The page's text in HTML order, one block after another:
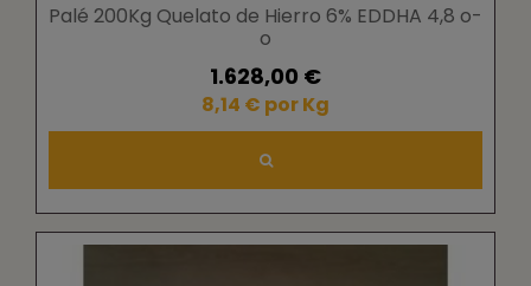
Palé 200Kg Quelato de Hierro 6% EDDHA 4,8 o-
o
1.628,00 €
8,14 € por Kg